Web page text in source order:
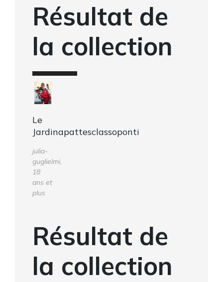
Résultat de
la collection
Le
Jardinapattesclassoponti
julia-
guglielmi,
18
ans et
plus
Résultat de
la collection